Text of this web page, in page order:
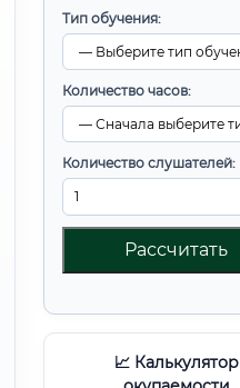
Тип обучения:
Количество часов:
Количество слушателей:
Рассчитать
📈 Калькулятор